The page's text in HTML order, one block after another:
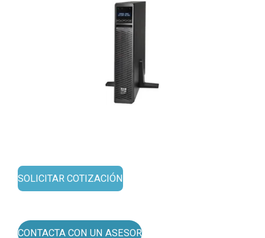
SOLICITAR COTIZACIÓN
CONTACTA CON UN ASESOR